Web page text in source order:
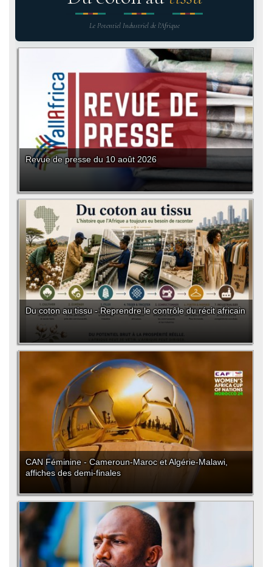
Le Potentiel Industriel de l'Afrique
Revue de presse du 10 août 2026
Du coton au tissu - Reprendre le contrôle du récit africain
CAN Féminine - Cameroun-Maroc et Algérie-Malawi,
affiches des demi-finales